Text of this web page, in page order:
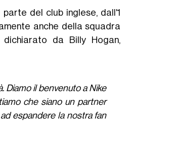
del club inglese, dall'1
anche della squadra
da Billy Hogan,
Diamo il benvenuto a Nike
che siano un partner
espandere la nostra fan